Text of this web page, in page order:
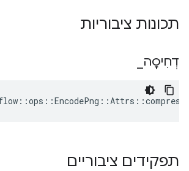
תכונות ציבוריות
דְחִיסָה
תפקידים ציבוריים